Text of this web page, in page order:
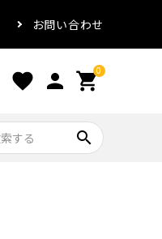
お問い合わせ
favorite person 0
shopping_cart
search